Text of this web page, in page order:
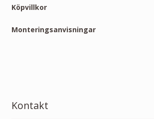
Köpvillkor
Monteringsanvisningar
Kontakt